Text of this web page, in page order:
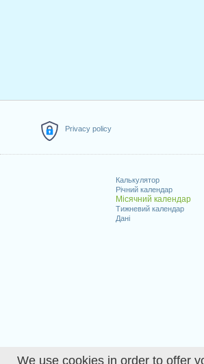
We use cookies in order to offer
Privacy policy
Калькулятор
Річний календар
Місячний календар
Тижневий календар
Дані